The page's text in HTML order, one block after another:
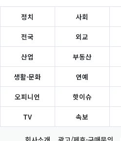
정치 사회
전국 외교
산업 부동산
생활·문화 연예
오피니언 핫이슈
TV 속보